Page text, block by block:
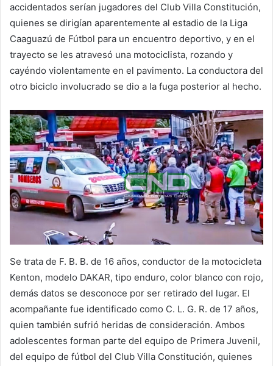
accidentados serían jugadores del Club Villa Constitución,
quienes se dirigían aparentemente al estadio de la Liga
Caaguazú de Fútbol para un encuentro deportivo, y en el
trayecto se les atravesó una motociclista, rozando y
cayéndo violentamente en el pavimento. La conductora del
otro biciclo involucrado se dio a la fuga posterior al hecho.
Se trata de F. B. B. de 16 años, conductor de la motocicleta
Kenton, modelo DAKAR, tipo enduro, color blanco con rojo,
demás datos se desconoce por ser retirado del lugar. El
acompañante fue identificado como C. L. G. R. de 17 años,
quien también sufrió heridas de consideración. Ambos
adolescentes forman parte del equipo de Primera Juvenil,
del equipo de fútbol del Club Villa Constitución, quienes